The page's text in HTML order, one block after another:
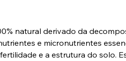
natural derivado da
e micronutrientes
e a estrutura do solo.